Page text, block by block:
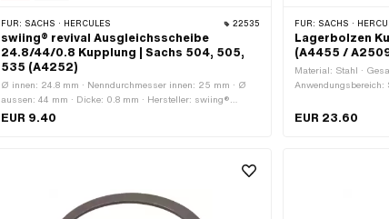
FÜR: SACHS · HERCULES 22535
swiing® revival Ausgleichsscheibe
24.8/44/0.8 Kupplung | Sachs 504, 505,
535 (A4252)
Ø innen: 24.8 mm · Nenndurchmesser innen: 25 mm · Ø
aussen: 44 mm · Dicke: 0.8 mm · Hersteller: swiing®
revival parts · Material: Stahl · Oberfläche: blank / geölt ·
EUR 9.40
FÜR: SACHS ·
Lagerbolzen
(A4455 /
Material: Stahl ·
Nr.: A4455
EUR 23.60